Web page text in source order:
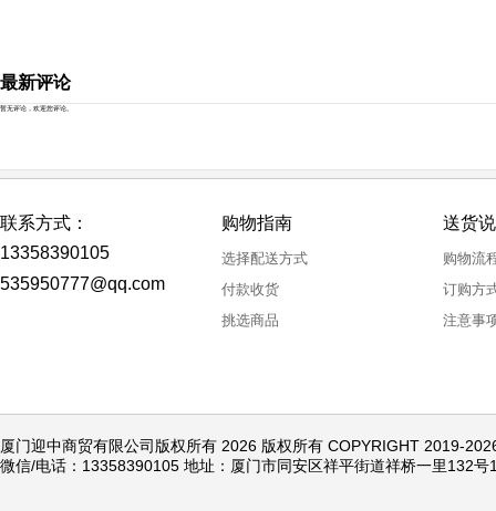
最新评论
暂无评论，欢迎您评论。
联系方式：
13358390105
535950777@qq.com
购物指南
选择配送方式
付款收货
挑选商品
送货
购物流
订购方
注意事
厦门迎中商贸有限公司版权所有 2026 版权所有 COPYRIGHT 2019-
微信/电话：13358390105 地址：厦门市同安区祥平街道祥桥一里132号